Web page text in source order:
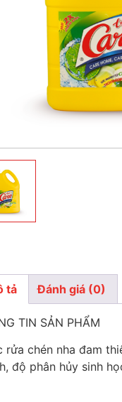
tả Đánh giá (0)
tả
TIN SẢN PHẨM
rửa chén nha đam
độ phân hủy sinh